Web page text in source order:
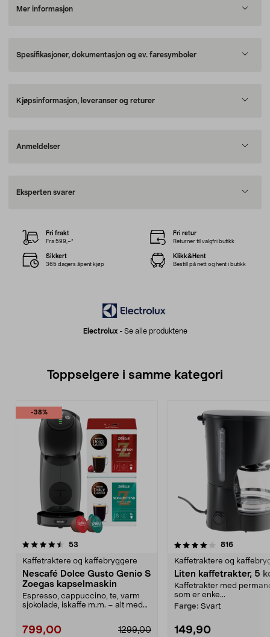
Mer informasjon
Spesifikasjoner, dokumentasjon og ev. faresymboler
Kjøpsinformasjon, leveranser og returer
Anmeldelser
Eksperten svarer
Electrolux- Se alle produktene
Fri frakt
Fra 599,–*
Fri retur
Returner til valgfri butikk
Sikkert
365 dagers åpent kjøp
Klikk&Hent
Bestill på nett og hent i butikk
Toppselgere i samme kategori
-38%
53
Kaffetraktere og kaffebryggere
Nescafé Dolce Gusto Genio S
Zoegas kapselmaskin
Espresso, cappuccino, te, varm
sjokolade, iskaffe m.m. – alt med
799,00 1299,00
4.0 av 5 stjerner 816
Kaffetraktere og
Liten kaffetrakter, 5
Kaffetrakter med
som er enke...
Farge: Svart
149,90
4.5 av 5 stjerner